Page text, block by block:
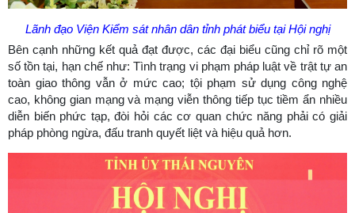
Lãnh đạo Viện Kiểm sát nhân dân tỉnh phát biểu tại Hội nghị
Bên cạnh những kết quả đạt được, các đại biểu cũng chỉ rõ một
số tồn tại, hạn chế như: Tình trạng vi phạm pháp luật về trật tự an
toàn giao thông vẫn ở mức cao; tội phạm sử dụng công nghệ
cao, không gian mạng và mạng viễn thông tiếp tục tiềm ẩn nhiều
diễn biến phức tạp, đòi hỏi các cơ quan chức năng phải có giải
pháp phòng ngừa, đấu tranh quyết liệt và hiệu quả hơn.